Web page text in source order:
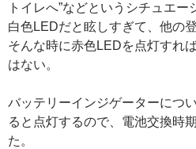
トイレへ”などというシチュエー
白色LEDだと眩しすぎて、他の
そんな時に赤色LEDを点灯すれ
はない。
バッテリーインジゲーターにつ
ると点灯するので、電池交換時
た。